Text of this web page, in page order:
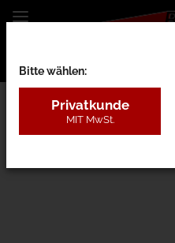
28AF - nur Rahmen o. Pfosten
Bitte wählen:
Privatkunde
MIT MwSt.